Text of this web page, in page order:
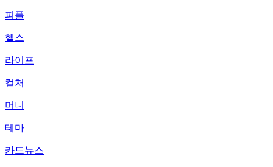
피플
헬스
라이프
컬처
머니
테마
카드뉴스